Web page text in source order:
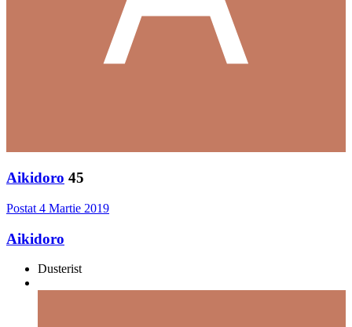
Aikidoro 45
Postat 4 Martie 2019
Aikidoro
Dusterist